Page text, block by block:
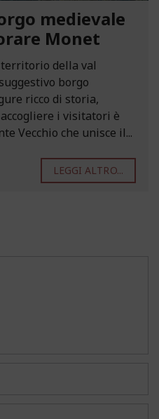
medievale
Monet
della val
borgo
ricco di storia,
i visitatori è
Vecchio che unisce il...
LEGGI ALTRO...